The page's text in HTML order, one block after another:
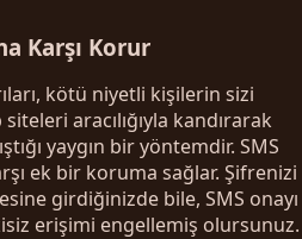
Karşı Korur
kötü niyetli kişilerin sizi
aracılığıyla kandırarak
yaygın bir yöntemdir. SMS
ek bir koruma sağlar. Şifrenizi
girdiğinizde bile, SMS onayı
erişimi engellemiş olursunuz.